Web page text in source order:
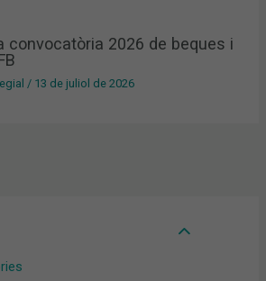
convocatòria 2026 de beques i
/ 13 de juliol de 2026